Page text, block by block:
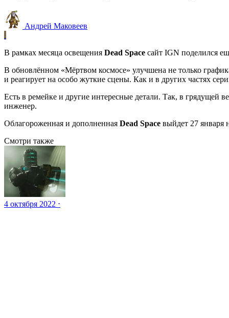
Андрей Маковеев
В рамках месяца освещения Dead Space сайт IGN поделился
В обновлённом «Мёртвом космосе» улучшена не только
и реагирует на особо жуткие сцены. Как и в других частях
Есть в ремейке и другие интересные детали. Так, в грядущей
инженер.
Облагороженная и дополненная Dead Space выйдет 27 января
Смотри также
4 октября 2022 ⋅